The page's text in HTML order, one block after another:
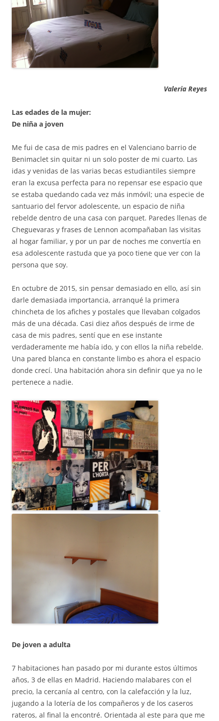
Valeria Reyes
Las edades de la mujer:
De niña a joven
Me fui de casa de mis padres en el Valenciano barrio de
Benimaclet sin quitar ni un solo poster de mi cuarto. Las
idas y venidas de las varias becas estudiantiles siempre
eran la excusa perfecta para no repensar ese espacio que
se estaba quedando cada vez más inmóvil; una especie de
santuario del fervor adolescente, un espacio de niña
rebelde dentro de una casa con parquet. Paredes llenas de
Cheguevaras y frases de Lennon acompañaban las visitas
al hogar familiar, y por un par de noches me convertía en
esa adolescente rastuda que ya poco tiene que ver con la
persona que soy.
En octubre de 2015, sin pensar demasiado en ello, así sin
darle demasiada importancia, arranqué la primera
chincheta de los afiches y postales que llevaban colgados
más de una década. Casi diez años después de irme de
casa de mis padres, sentí que en ese instante
verdaderamente me había ido, y con ellos la niña rebelde.
Una pared blanca en constante limbo es ahora el espacio
donde crecí. Una habitación ahora sin definir que ya no le
pertenece a nadie.
De joven a adulta
7 habitaciones han pasado por mi durante estos últimos
años, 3 de ellas en Madrid. Haciendo malabares con el
precio, la cercanía al centro, con la calefacción y la luz,
jugando a la lotería de los compañeros y de los caseros
rateros, al final la encontré. Orientada al este para que me